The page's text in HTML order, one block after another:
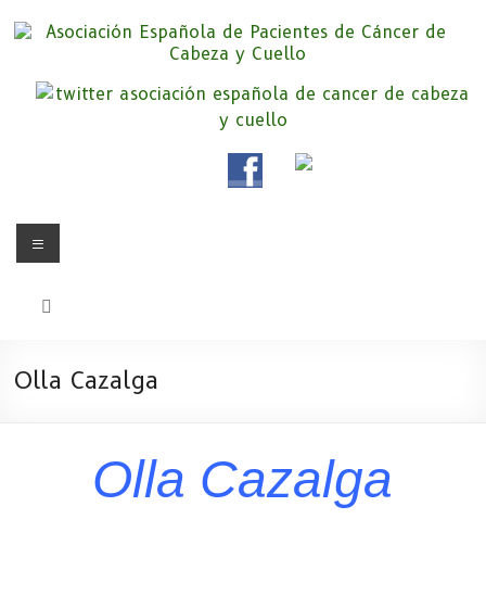
Asociación Española de
Pacientes de Cáncer de Cabeza y
Cuello
Somos la Asociación Española de Pacientes de Cáncer de Cabeza y
cuello «APC», una asociación sin animo de lucro que pretendemos
Menú
Olla Cazalga
Olla Cazalga